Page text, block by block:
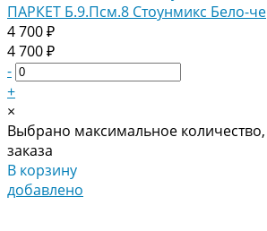
ПАРКЕТ Б.9.Псм.8 Стоунмикс Бело-
4 700 ₽
4 700 ₽
-
+
×
Выбрано максимальное количество,
заказа
В корзину
добавлено